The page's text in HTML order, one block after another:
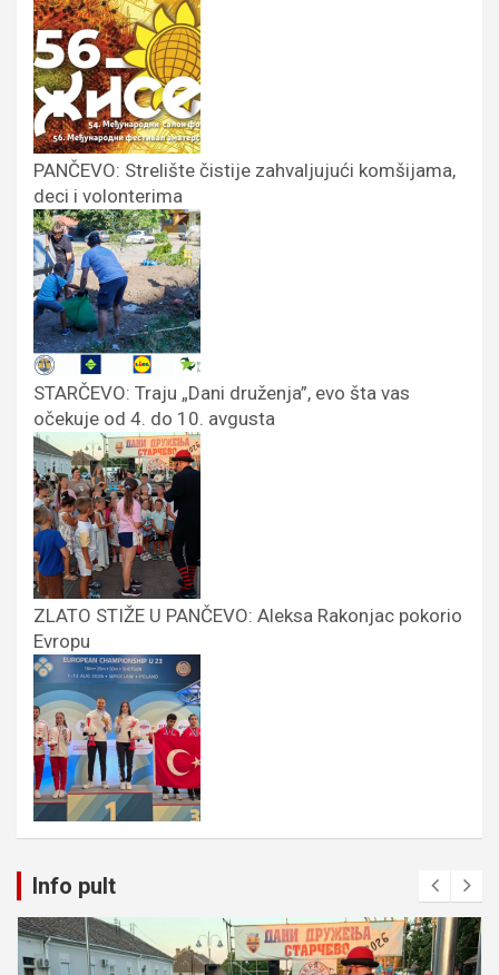
PANČEVO: Strelište čistije zahvaljujući komšijama,
deci i volonterima
STARČEVO: Traju „Dani druženja”, evo šta vas
očekuje od 4. do 10. avgusta
ZLATO STIŽE U PANČEVO: Aleksa Rakonjac pokorio
Evropu
Info pult